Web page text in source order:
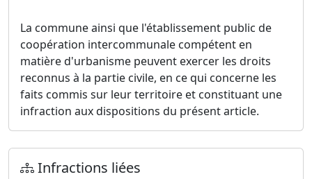
La commune ainsi que l'établissement public de
coopération intercommunale compétent en
matière d'urbanisme peuvent exercer les droits
reconnus à la partie civile, en ce qui concerne les
faits commis sur leur territoire et constituant une
infraction aux dispositions du présent article.
Infractions liées